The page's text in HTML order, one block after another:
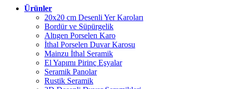
Ürünler
20x20 cm Desenli Yer Karoları
Bordür ve Süpürgelik
Altıgen Porselen Karo
İthal Porselen Duvar Karosu
Mainzu İthal Seramik
El Yapımı Pirinç Eşyalar
Seramik Panolar
Rustik Seramik